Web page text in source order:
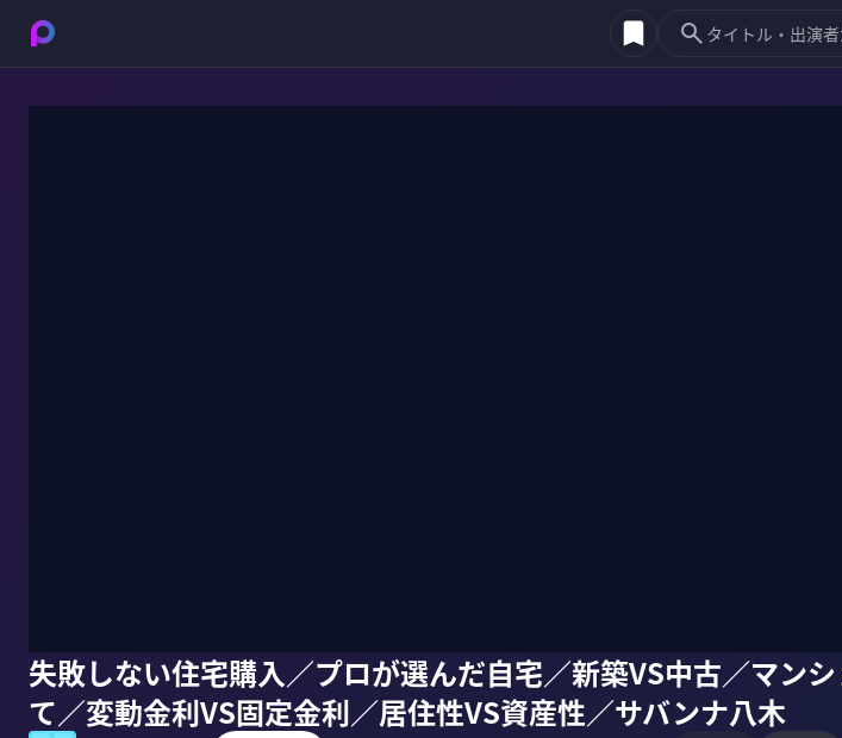
失敗しない住宅購入／プロが選んだ自宅／新築VS中古／マン
て／変動金利VS固定金利／居住性VS資産性／サバンナ八木